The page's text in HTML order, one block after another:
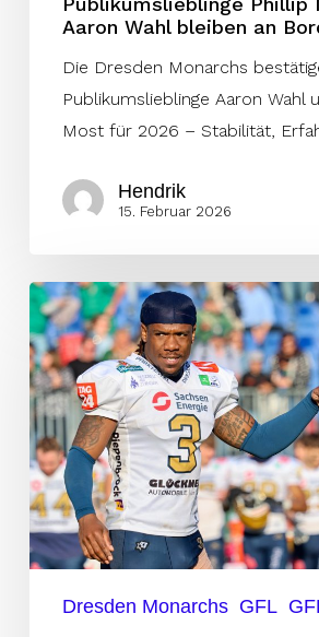
Aaron Wahl bleiben an
Die Dresden Monarchs
Publikumslieblinge Aaron Wahl
Most für 2026 – Stabilität,
Hendrik
15. Februar 2026
Dresden
Monarchs
setzen
defensiv
auf
Bewährtes
Dresden Monarchs GFL